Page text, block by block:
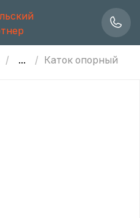
... Каток опорный